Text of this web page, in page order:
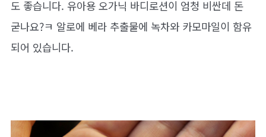
도 좋습니다. 유아용 오가닉 바디로션이 엄청 비싼데 돈
굳나요?ㅋ 알로에 베라 추출물에 녹차와 카모마일이 함유
되어 있습니다.